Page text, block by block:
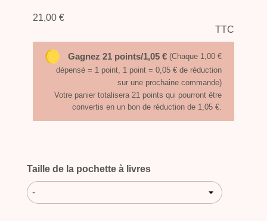
21,00 €
TTC
Gagnez 21 points/1,05 € (Chaque 1,00 €
dépensé = 1 point, 1 point = 0,05 € de réduction
sur une prochaine commande)
Votre panier totalisera 21 points qui pourront être
convertis en un bon de réduction de 1,05 €.
Taille de la pochette à livres
-